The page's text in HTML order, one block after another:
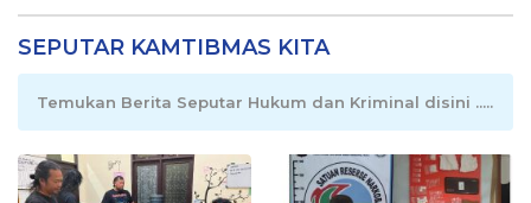
SEPUTAR KAMTIBMAS KITA
Temukan Berita Seputar Hukum dan Kriminal disini .....